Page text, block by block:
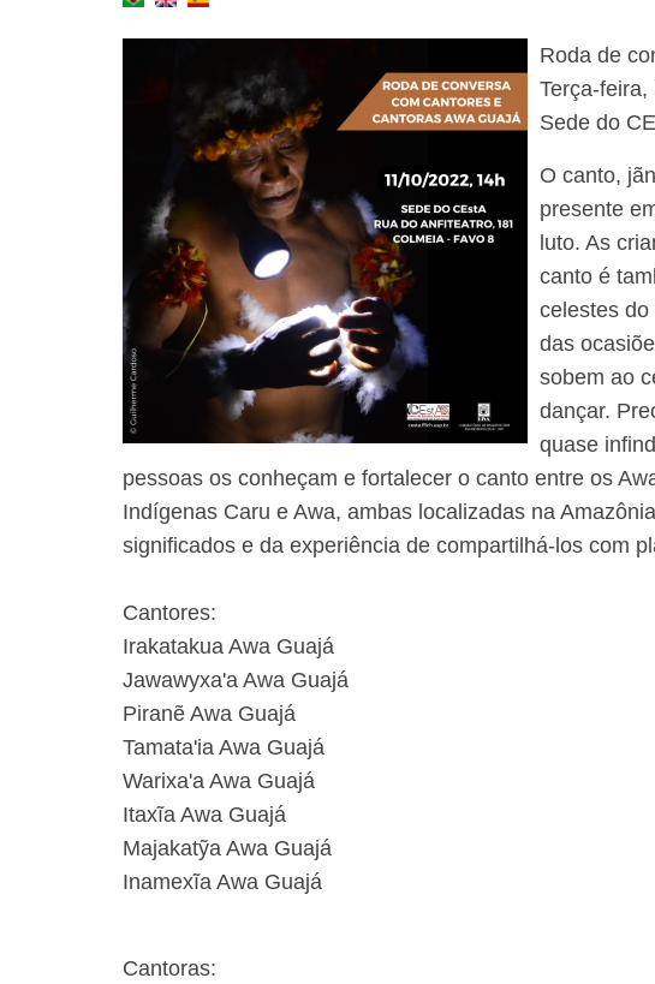
Roda de
Terça-
Sede do
O canto,
presente
luto. As
canto é
celestes
das
sobem ao
dançar.
quase
pessoas os conheçam e fortalecer o canto entre os
Indígenas Caru e Awa, ambas localizadas na
significados e da experiência de compartilhá-los com
Cantores:
Irakatakua Awa Guajá
Jawawyxa'a Awa Guajá
Piranẽ Awa Guajá
Tamata'ia Awa Guajá
Warixa'a Awa Guajá
Itaxĩa Awa Guajá
Majakatỹa Awa Guajá
Inamexĩa Awa Guajá
Cantoras: